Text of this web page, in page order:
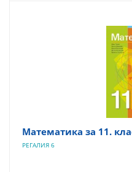
Математика за 11.
РЕГАЛИЯ 6